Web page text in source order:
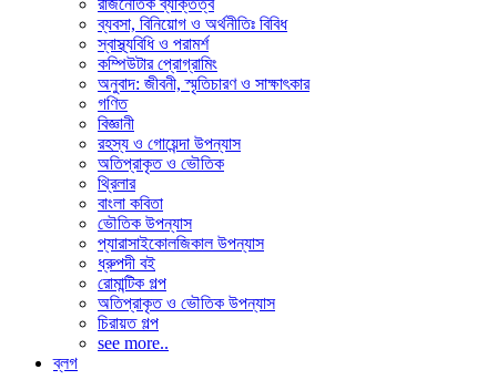
রাজনৈতিক ব্যক্তিত্ব
ব্যবসা, বিনিয়োগ ও অর্থনীতিঃ বিবিধ
স্বাস্থ্যবিধি ও পরামর্শ
কম্পিউটার প্রোগ্রামিং
অনুবাদ: জীবনী, স্মৃতিচারণ ও সাক্ষাৎকার
গণিত
বিজ্ঞানী
রহস্য ও গোয়েন্দা উপন্যাস
অতিপ্রাকৃত ও ভৌতিক
থ্রিলার
বাংলা কবিতা
ভৌতিক উপন্যাস
প্যারাসাইকোলজিকাল উপন্যাস
ধ্রুপদী বই
রোমান্টিক গল্প
অতিপ্রাকৃত ও ভৌতিক উপন্যাস
চিরায়ত গল্প
see more..
ব্লগ